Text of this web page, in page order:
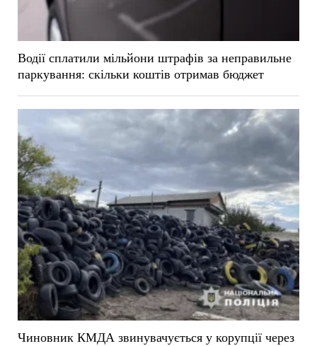
Водії сплатили мільйони штрафів за неправильне
паркування: скільки коштів отримав бюджет
Чиновник КМДА звинувачується у корупції через